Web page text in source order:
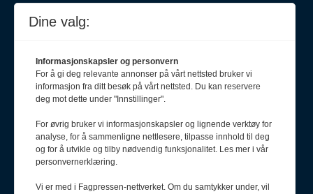
Meld deg på nyhetsbrev
Dine valg:
Informasjonskapsler og personvern
For å gi deg relevante annonser på vårt nettsted bruker vi
informasjon fra ditt besøk på vårt nettsted. Du kan reservere
deg mot dette under "Innstillinger".
For øvrig bruker vi informasjonskapsler og lignende verktøy for
analyse, for å sammenligne nettlesere, tilpasse innhold til deg
og for å utvikle og tilby nødvendig funksjonalitet. Les mer i vår
personvernerklæring.
Vi er med i Fagpressen-nettverket. Om du samtykker under, vil